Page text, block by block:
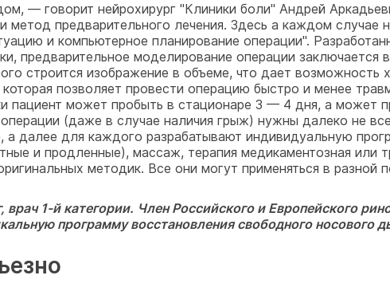
— говорит нейрохирург "Клиники боли" Андрей
метод предварительного лечения. Здесь а каждом
и компьютерное планирование операции".
предварительное моделирование операции
строится изображение в объеме, что дает возможность
позволяет провести операцию быстро и менее
пациент может пробыть в стационаре 3 — 4 дня, а может
(даже в случае наличия грыж) нужны далеко не
а далее для каждого разрабатывают индивидуальную
и продленные), массаж, терапия медикаментозная или
методик. Все они могут применяться в разной
врач 1-й категории. Член Российского и Европейского
программу восстановления свободного носового